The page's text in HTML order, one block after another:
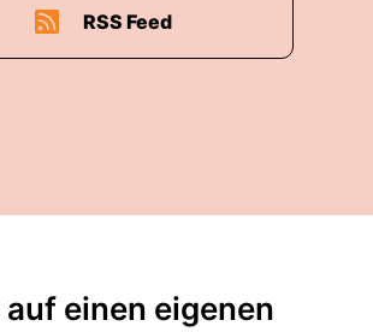
RSS Feed
einen eigenen